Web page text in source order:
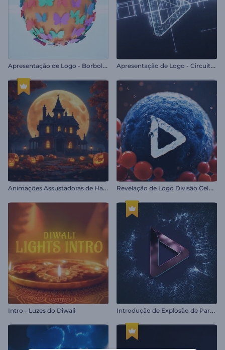
A
presentação de Logo - Borboleta com Efeito Brilhante A
presentação de Logo - Circuito Digital
A
nimações Assustadoras de Halloween R
evelação de Logo Divisão Celular
Intro - Luzes do Diwali I
ntrodução de Explosão de Partículas Radiantes